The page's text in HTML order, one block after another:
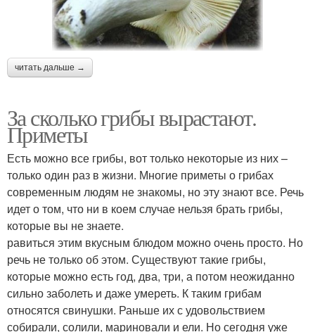
читать дальше →
За сколько грибы вырастают.
Приметы
Есть можно все грибы, вот только некоторые из них –
только один раз в жизни. Многие приметы о грибах
современным людям не знакомы, но эту знают все. Речь
идет о том, что ни в коем случае нельзя брать грибы,
которые вы не знаете.
равиться этим вкусным блюдом можно очень просто. Но
речь не только об этом. Существуют такие грибы,
которые можно есть год, два, три, а потом неожиданно
сильно заболеть и даже умереть. К таким грибам
относятся свинушки. Раньше их с удовольствием
собирали, солили, мариновали и ели. Но сегодня уже